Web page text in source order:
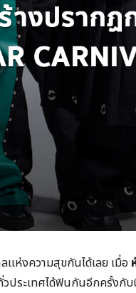
ห่งความสุขกันได้เลย เมื่อ
วประเทศได้ฟินกันอีกครั้ง